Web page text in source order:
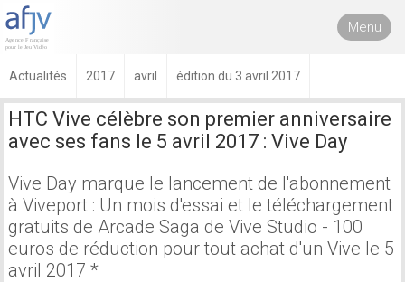
Menu
Actualités 2017 avril édition du 3 avril 2017
HTC Vive célèbre son premier anniversaire
avec ses fans le 5 avril 2017 : Vive Day
Vive Day marque le lancement de l'abonnement
à Viveport : Un mois d'essai et le téléchargement
gratuits de Arcade Saga de Vive Studio - 100
euros de réduction pour tout achat d'un Vive le 5
avril 2017 *